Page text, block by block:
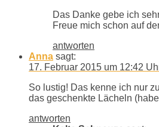
Das Danke gebe ich
Freue mich schon auf
antworten
Anna sagt:
17. Februar 2015 um 12:42
So lustig! Das kenne ich nur
das geschenkte Lächeln
antworten